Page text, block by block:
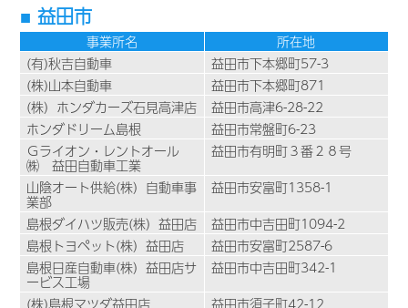
益田市
事業所名
所在地
(有)秋吉自動車
益田市下本郷町57-3
(株)山本自動車
益田市下本郷町871
(株）ホンダカーズ石見高津店
益田市高津6-28-22
ホンダドリーム島根
益田市常盤町6-23
Ｇライオン・レントオール
㈱ 益田自動車工業
益田市有明町３番２８号
山陰オート供給(株）自動車事
業部
益田市安富町1358-1
島根ダイハツ販売(株）益田店
益田市中吉田町1094-2
島根トヨペット(株）益田店
益田市安富町2587-6
島根日産自動車(株）益田店サ
ービス工場
益田市中吉田町342-1
(株)島根マツダ益田店
益田市須子町42-12